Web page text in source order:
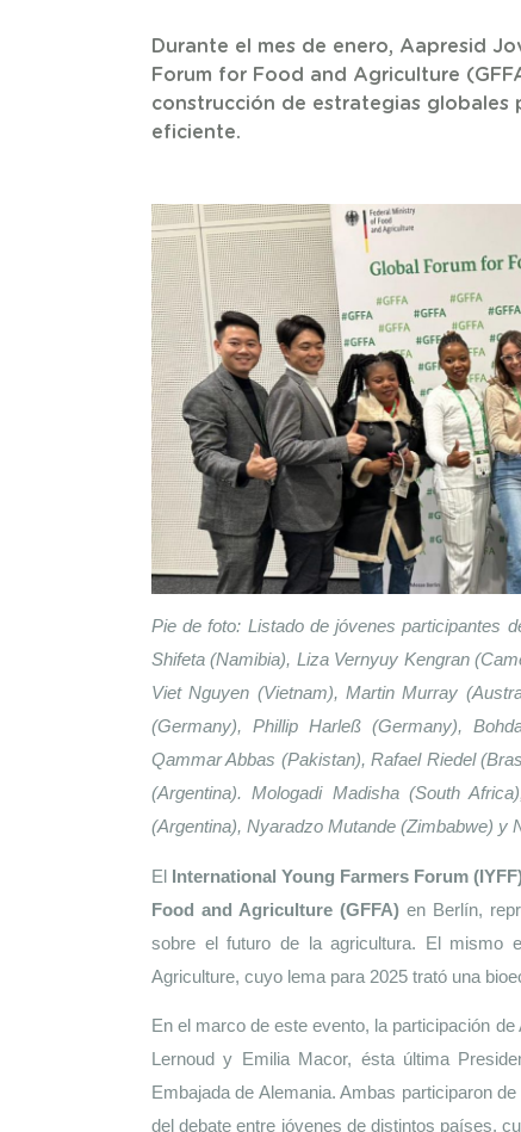
Durante el mes de enero, Aapresid
Forum for Food and Agriculture
construcción de estrategias globales
eficiente.
Pie de foto: Listado de jóvenes participantes
Shifeta (Namibia), Liza Vernyuy Kengran
Viet Nguyen (Vietnam), Martin Murray
(Germany), Phillip Harleß (Germany),
Qammar Abbas (Pakistan), Rafael Riedel
(Argentina). Mologadi Madisha (South
(Argentina), Nyaradzo Mutande (Zimbabwe) y
El International Young Farmers Forum
Food and Agriculture (GFFA) en Berlín,
sobre el futuro de la agricultura. El mismo
Agriculture, cuyo lema para 2025 trató una
En el marco de este evento, la participación
Lernoud y Emilia Macor, ésta última
Embajada de Alemania. Ambas participaron
del debate entre jóvenes de distintos países,